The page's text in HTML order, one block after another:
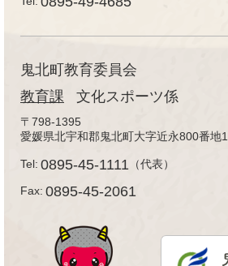
鬼北町教育委員会
教育課
文化スポーツ係
〒798-1395
愛媛県北宇和郡鬼北町大字近永800番地1
Tel: 0895-45-1111 （代表）
Fax: 0895-45-2061